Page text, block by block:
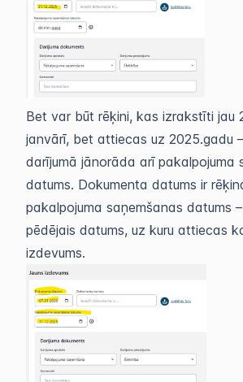
Bet var būt rēķini, kas izrakstīti jau
janvārī, bet attiecas uz 2025.gadu
darījumā jānorāda arī pakalpojuma
datums. Dokumenta datums ir
pakalpojuma saņemšanas datums
pēdējais datums, uz kuru attiecas
izdevums.